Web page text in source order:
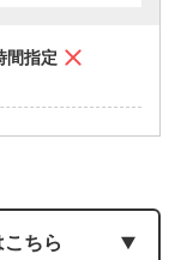
間指定
ちら